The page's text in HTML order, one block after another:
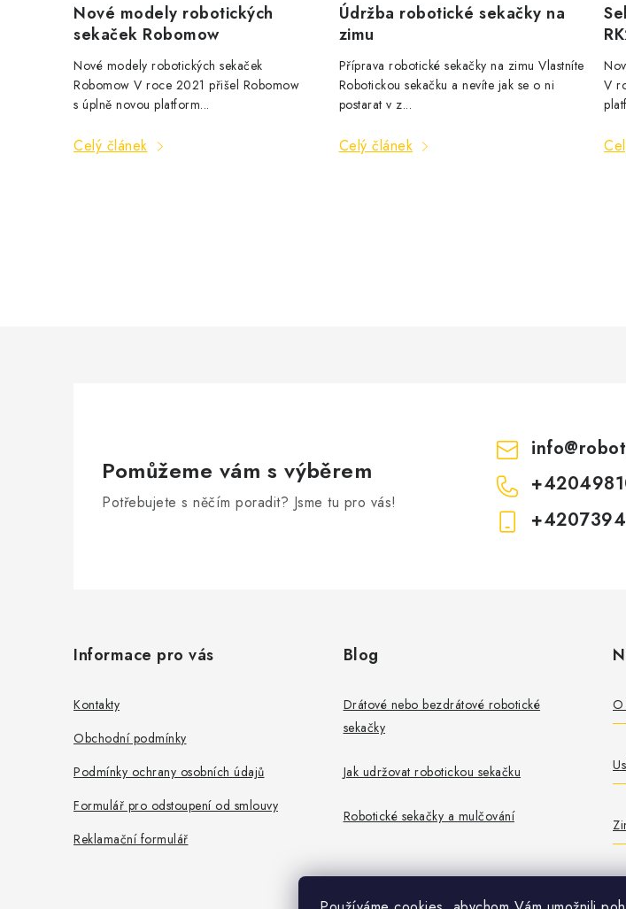
Nové modely robotických
sekaček Robomow
Nové modely robotických sekaček
Robomow V roce 2021 přišel Robomow
s úplně novou platform...
Celý článek
Údržba robotické sekačky na
zimu
Příprava robotické sekačky na zimu Vlastníte
Robotickou sekačku a nevíte jak se o ni
postarat v z...
Celý článek
V
v
ý
p
i
s
u
Pomůžeme vám s výběrem
Potřebujete s něčím poradit? Jsme tu pro vás!
info@
Informace pro vás
Kontakty
Obchodní podmínky
Podmínky ochrany osobních údajů
Formulář pro odstoupení od smlouvy
Reklamační formulář
Blog
Drátové nebo bezdrátové robotické
sekačky
Jak udržovat robotickou sekačku
Robotické sekačky a mulčování
O